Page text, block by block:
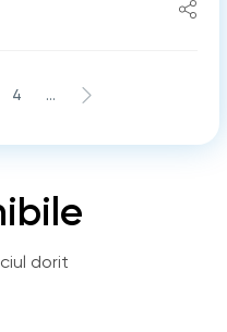
dorit
4 ...